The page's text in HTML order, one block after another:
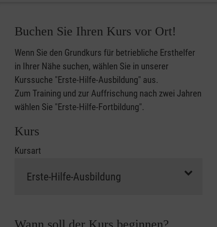
Buchen Sie Ihren Kurs vor Ort!
Wenn Sie den Grundkurs für betriebliche Ersthelfer
in Ihrer Nähe suchen, wählen Sie in unserer
Kurssuche "Erste-Hilfe-Ausbildung" aus.
Zum Training und zur Auffrischung nach zwei Jahren
wählen Sie "Erste-Hilfe-Fortbildung".
Kurs
Kursart